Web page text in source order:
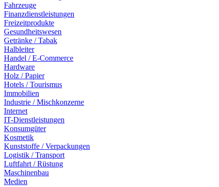
Fahrzeuge
Finanzdienstleistungen
Freizeitprodukte
Gesundheitswesen
Getränke / Tabak
Halbleiter
Handel / E-Commerce
Hardware
Holz / Papier
Hotels / Tourismus
Immobilien
Industrie / Mischkonzerne
Internet
IT-Dienstleistungen
Konsumgüter
Kosmetik
Kunststoffe / Verpackungen
Logistik / Transport
Luftfahrt / Rüstung
Maschinenbau
Medien